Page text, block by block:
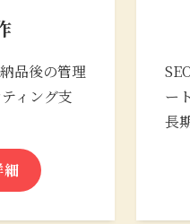
品後の管理
ィング支
細
ー
長